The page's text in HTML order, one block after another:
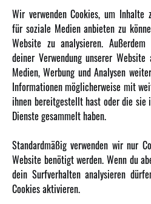
Newsletter
Über uns
Karriere
Amewi Kataloge
MEHR VON AMEWI
Amewi Construction - Nutzfahrzeuge
Malinos - Die kreative Seite von
Werden Sie Amewi Händler
Wir verwenden Cookies, um Inhalte
für soziale Medien anbieten zu
Website zu analysieren.
deiner Verwendung unserer
Medien, Werbung und Analysen
Informationen möglicherweise mit
ihnen bereitgestellt hast oder die sie
Dienste gesammelt haben.
Standardmäßig verwenden wir nur
Website benötigt werden. Wenn du
dein Surfverhalten analysieren
Cookies aktivieren.